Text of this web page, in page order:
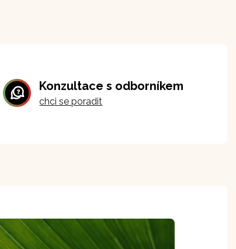
Konzultace s odborníkem
chci se poradit